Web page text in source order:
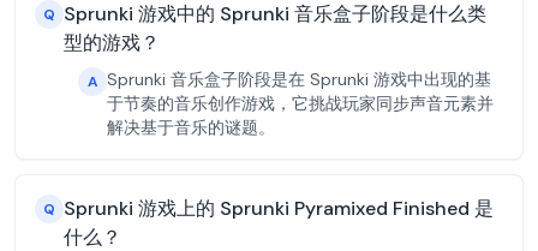
Q Sprunki 游戏中的 Sprunki 音乐盒子阶段是什么类
型的游戏？
A Sprunki 音乐盒子阶段是在 Sprunki 游戏中出现的基
于节奏的音乐创作游戏，它挑战玩家同步声音元素并
解决基于音乐的谜题。
Q Sprunki 游戏上的 Sprunki Pyramixed Finished 是
什么？